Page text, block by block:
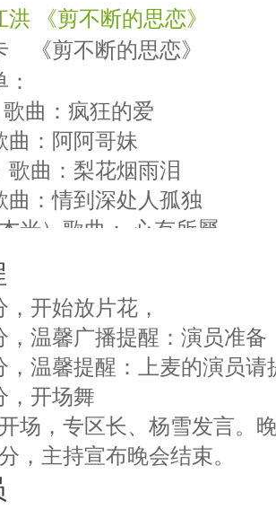
《剪不断的思恋》
《剪不断的思恋》
曲：疯狂的爱
曲：阿阿哥妹
曲：梨花烟雨泪
：情到深处人孤独
米）歌曲： 心有所屬
曲：草原情歌唱天籁
曲：情到深处人孤独
：落笔映惆怅
：雨荷
目单：
月亮 歌曲：失落的爱
丫头 歌曲：心肝乱糟糟
娃娃 歌曲：情到深处人孤
无声和弦 歌曲：定格幸福
，开始放片花，
，温馨广播提醒：演员准
，温馨提醒：上麦的演员
，开场舞
场，专区长、杨雪发言。
，主持宣布晚会结束。